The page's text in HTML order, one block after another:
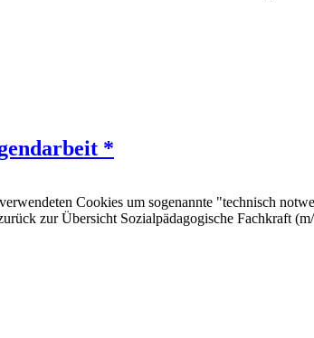
*
Cookies um sogenannte "technisch
zur Übersicht Sozialpädagogische Fachkraft